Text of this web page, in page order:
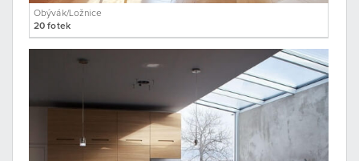
Obývák/Ložnice
20 fotek